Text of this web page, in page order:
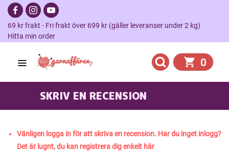
69 kr frakt - Fri frakt över 699 kr (gäller leveranser under 2 kg)
Hitta min order
0
SKRIV EN RECENSION
Vänligen logga in för att skriva en recension. Har du inget inlogg?
Det är lugnt, du kan registrera dig enkelt här